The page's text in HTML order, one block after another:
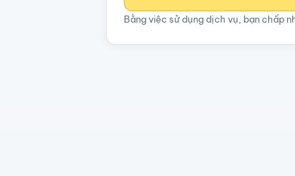
Bằng việc sử dụng dịch vụ, bạn chấp